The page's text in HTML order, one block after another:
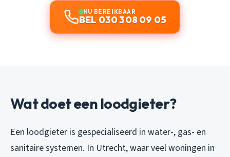
NU BEREIKBAAR
BEL 030 308 09 05
Wat doet een loodgieter?
Een loodgieter is gespecialiseerd in water-, gas- en
sanitaire systemen. In Utrecht, waar veel woningen in